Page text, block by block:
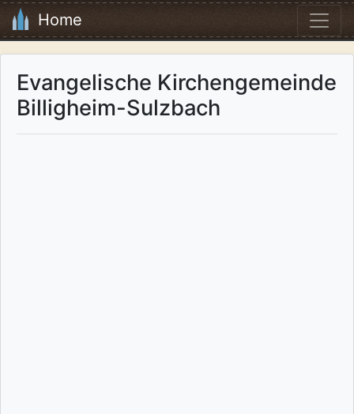
Home
Evangelische Kirchengemeinde
Billigheim-Sulzbach